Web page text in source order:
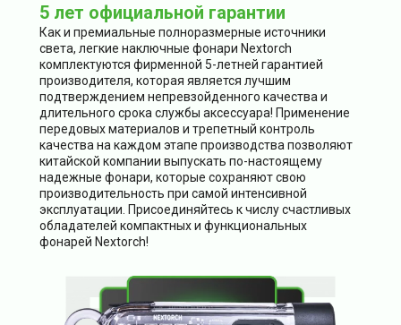
5 лет официальной гарантии
Как и премиальные полноразмерные источники
света, легкие наключные фонари Nextorch
комплектуются фирменной 5-летней гарантией
производителя, которая является лучшим
подтверждением непревзойденного качества и
длительного срока службы аксессуара! Применение
передовых материалов и трепетный контроль
качества на каждом этапе производства позволяют
китайской компании выпускать по-настоящему
надежные фонари, которые сохраняют свою
производительность при самой интенсивной
эксплуатации. Присоединяйтесь к числу счастливых
обладателей компактных и функциональных
фонарей Nextorch!